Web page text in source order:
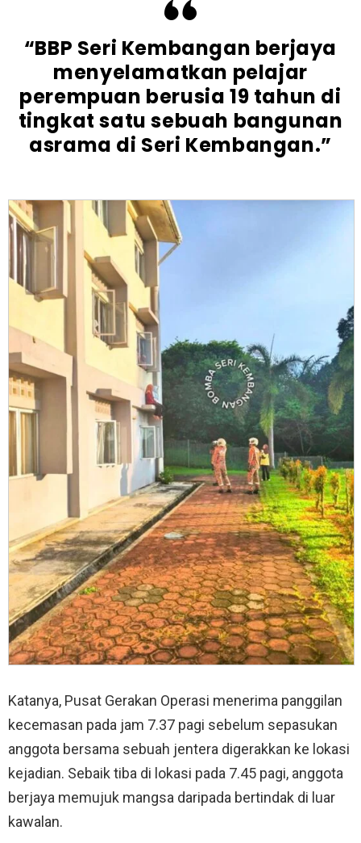
“BBP Seri Kembangan berjaya
menyelamatkan pelajar
perempuan berusia 19 tahun di
tingkat satu sebuah bangunan
asrama di Seri Kembangan.”
Katanya, Pusat Gerakan Operasi menerima panggilan
kecemasan pada jam 7.37 pagi sebelum sepasukan
anggota bersama sebuah jentera digerakkan ke lokasi
kejadian. Sebaik tiba di lokasi pada 7.45 pagi, anggota
berjaya memujuk mangsa daripada bertindak di luar
kawalan.